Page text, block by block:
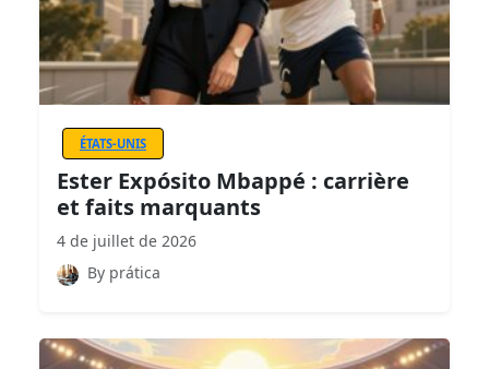
ÉTATS-UNIS
Ester Expósito Mbappé : carrière
et faits marquants
4 de juillet de 2026
By prática